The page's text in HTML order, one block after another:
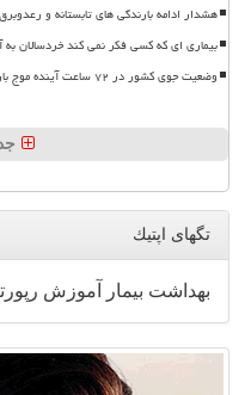
هشدار ادامه بارندگی های تابستانه و رعدوبرق در ۴ استان تا
بیماری ای که کسی فکر نمی کند خردسالان به
وضعیت جوی کشور در ۷۲ ساعت آینده موج بارندگی های تابستانه در راه ۱۱ استان
تگهای اپتیك
بهداشت بیمار آموزش